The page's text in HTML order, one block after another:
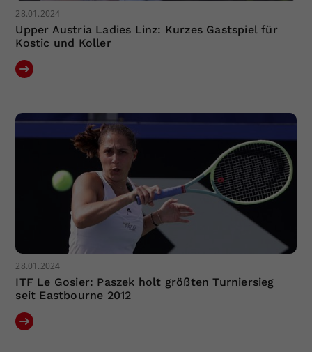
28.01.2024
Upper Austria Ladies Linz: Kurzes Gastspiel für
Kostic und Koller
28.01.2024
ITF Le Gosier: Paszek holt größten Turniersieg
seit Eastbourne 2012